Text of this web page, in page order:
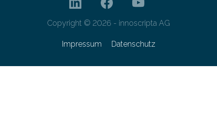
Copyright © 2026 - innoscripta AG
Impressum Datenschutz